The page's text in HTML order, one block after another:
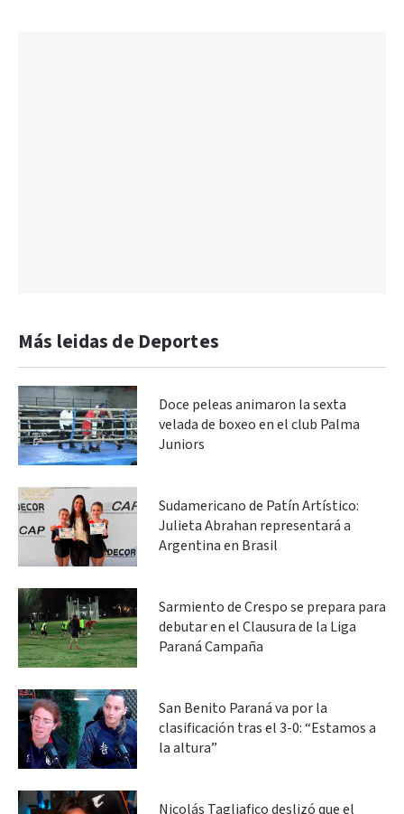
Más leidas de Deportes
Doce peleas animaron la sexta
velada de boxeo en el club Palma
Juniors
Sudamericano de Patín Artístico:
Julieta Abrahan representará a
Argentina en Brasil
Sarmiento de Crespo se prepara para
debutar en el Clausura de la Liga
Paraná Campaña
San Benito Paraná va por la
clasificación tras el 3-0: “Estamos a
la altura”
Nicolás Tagliafico deslizó que el